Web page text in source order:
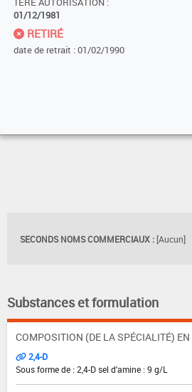
1ÈRE AUTORISATION :
01/12/1981
RETIRÉ
date de retrait : 01/02/1990
SECONDS NOMS COMMERCIAUX : [Aucun]
Substances et formulation
COMPOSITION (DE LA SPÉCIALITÉ)
2,4-D
Sous forme de : 2,4-D sel d'amine : 9 g/L